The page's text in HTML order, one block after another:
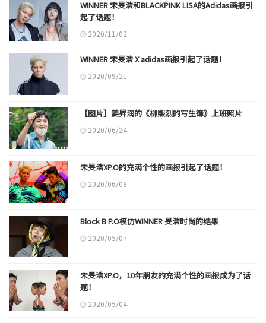
WINNER 宋旻浩和BLACKPINK LISA的Adidas画报引
起了话题！
2020/11/02
WINNER 宋旻浩 X adidas画报引起了话题！
2020/09/21
【图片】姜昇润的《柳熙烈的写生簿》上班照片
2020/06/24
宋旻浩XP.O的充满个性的画报引起了话题！
2020/06/08
Block B P.O模仿WINNER 旻浩时尚的结果
2020/05/07
宋旻浩XP.O，10年朋友的充满个性的画报成为了话
题！
2020/05/04